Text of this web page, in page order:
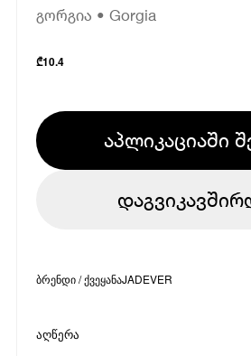
გორგია • Gorgia
₾10.4
აპლიკაციაში
ბრენდი / ქვეყანაJADEVER
აღწერა